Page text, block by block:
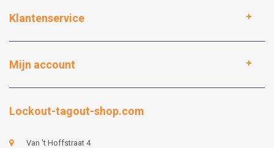
Klantenservice
Mijn account
Lockout-tagout-shop.com
Van 't Hoffstraat 4